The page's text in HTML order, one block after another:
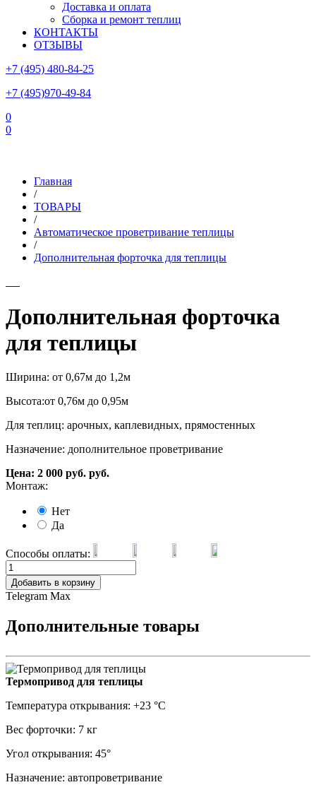
Доставка и оплата
Сборка и ремонт теплиц
КОНТАКТЫ
ОТЗЫВЫ
+7 (495) 480-84-25
+7 (495)970-49-84
0
0
Главная
/
ТОВАРЫ
/
Автоматическое проветривание теплицы
/
Дополнительная форточка для теплицы
Дополнительная форточка
для теплицы
Ширина: от 0,67м до 1,2м
Высота:от 0,76м до 0,95м
Для теплиц: арочных, каплевидных, прямостенных
Назначение: дополнительное проветривание
Цена: 2 000 руб. руб.
Монтаж:
Нет
Да
Способы оплаты:
Добавить в корзину
Telegram Max
Дополнительные товары
Термопривод для теплицы
Температура открывания: +23 °C
Вес форточки: 7 кг
Угол открывания: 45°
Назначение: автопроветривание